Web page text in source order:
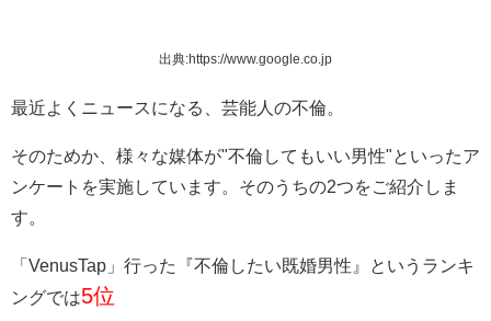
出典:https://www.google.co.jp
最近よくニュースになる、芸能人の不倫。
そのためか、様々な媒体が"不倫してもいい男性"といったア
ンケートを実施しています。そのうちの2つをご紹介しま
す。
「VenusTap」行った『不倫したい既婚男性』というランキ
ングでは5位